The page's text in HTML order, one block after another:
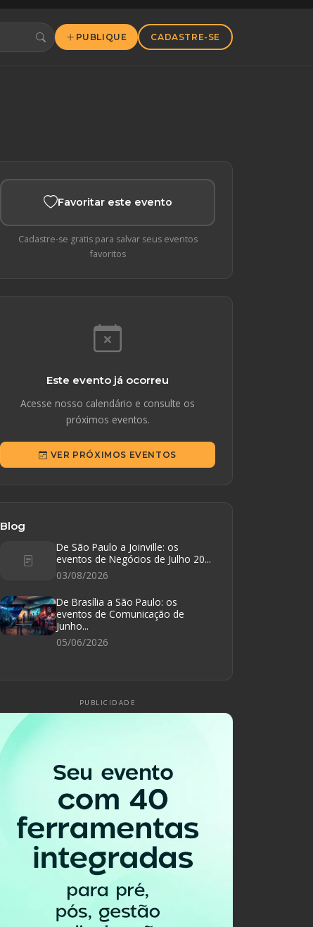
PUBLIQUE CADASTRE-SE
Favoritar este evento
Cadastre-se gratis para salvar seus eventos
favoritos
Este evento já ocorreu
Acesse nosso calendário e consulte os
próximos eventos.
VER PRÓXIMOS EVENTOS
Blog
De São Paulo a Joinville: os
eventos de Negócios de Julho 20...
03/08/2026
De Brasília a São Paulo: os
eventos de Comunicação de
Junho...
05/06/2026
PUBLICIDADE